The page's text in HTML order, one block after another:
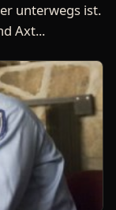
unterwegs ist.
Axt...